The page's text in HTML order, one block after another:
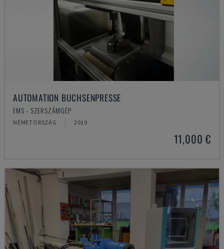
AUTOMATION BUCHSENPRESSE
EMS - SZERSZÁMGÉP
NÉMETORSZÁG 2019
11,000 €